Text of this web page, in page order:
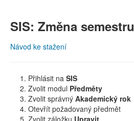
SIS: Změna semestru
Návod ke stažení
Přihlásit na SIS
Zvolit modul Předměty
Zvolit správný Akademický rok
Otevřít požadovaný předmět
Zvolit záložku Upravit